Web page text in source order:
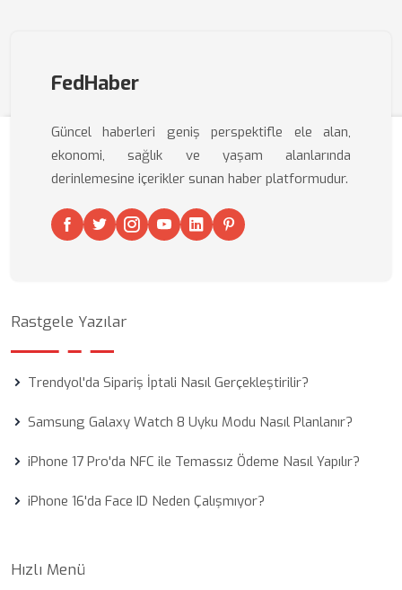
FedHaber
Güncel haberleri geniş perspektifle ele alan,
ekonomi, sağlık ve yaşam alanlarında
derinlemesine içerikler sunan haber platformudur.
Rastgele Yazılar
Trendyol'da Sipariş İptali Nasıl Gerçekleştirilir?
Samsung Galaxy Watch 8 Uyku Modu Nasıl Planlanır?
iPhone 17 Pro'da NFC ile Temassız Ödeme Nasıl Yapılır?
iPhone 16'da Face ID Neden Çalışmıyor?
Hızlı Menü